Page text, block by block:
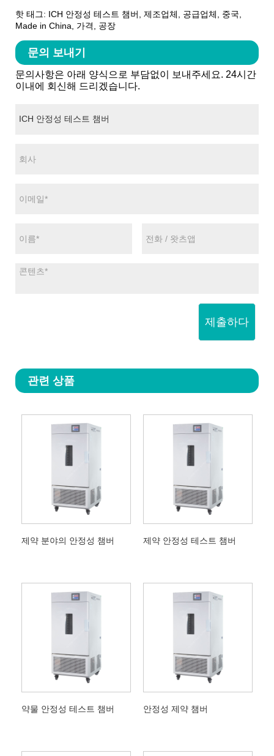
핫 태그: ICH 안정성 테스트 챔버, 제조업체, 공급업체, 중국,
Made in China, 가격, 공장
문의 보내기
문의사항은 아래 양식으로 부담없이 보내주세요. 24시간
이내에 회신해 드리겠습니다.
제출하다
관련 상품
제약 분야의 안정성 챔버 제약 안정성 테스트 챔버
약물 안정성 테스트 챔버 안정성 제약 챔버